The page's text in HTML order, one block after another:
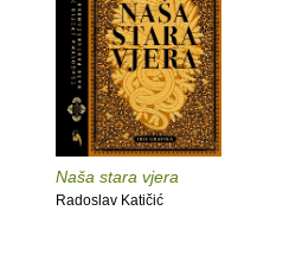
Naša stara vjera
Radoslav Katičić